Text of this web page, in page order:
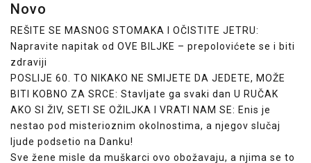
Novo
REŠITE SE MASNOG STOMAKA I OČISTITE JETRU:
Napravite napitak od OVE BILJKE – prepolovićete se i biti
zdraviji
POSLIJE 60. TO NIKAKO NE SMIJETE DA JEDETE, MOŽE
BITI KOBNO ZA SRCE: Stavljate ga svaki dan U RUČAK
AKO SI ŽIV, SETI SE OŽILJKA I VRATI NAM SE: Enis je
nestao pod misterioznim okolnostima, a njegov slučaj
ljude podsetio na Danku!
Sve žene misle da muškarci ovo obožavaju, a njima se to